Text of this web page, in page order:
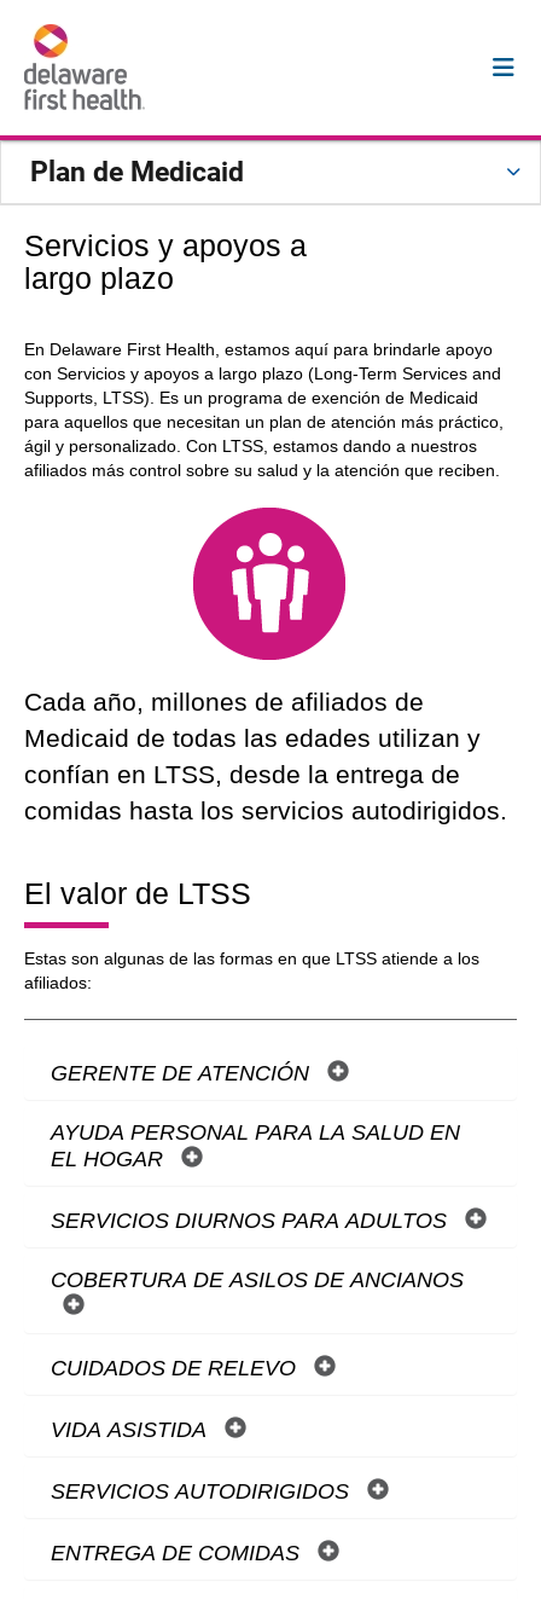
Plan de Medicaid
Servicios y apoyos a
largo plazo
En Delaware First Health, estamos aquí para brindarle apoyo
con Servicios y apoyos a largo plazo (Long-Term Services and
Supports, LTSS). Es un programa de exención de Medicaid
para aquellos que necesitan un plan de atención más práctico,
ágil y personalizado. Con LTSS, estamos dando a nuestros
afiliados más control sobre su salud y la atención que reciben.
Cada año, millones de afiliados de
Medicaid de todas las edades utilizan y
confían en LTSS, desde la entrega de
comidas hasta los servicios autodirigidos.
El valor de LTSS
Estas son algunas de las formas en que LTSS atiende a los
afiliados:
GERENTE DE ATENCIÓN
AYUDA PERSONAL PARA LA SALUD EN
EL HOGAR
SERVICIOS DIURNOS PARA ADULTOS
COBERTURA DE ASILOS DE ANCIANOS
CUIDADOS DE RELEVO
VIDA ASISTIDA
SERVICIOS AUTODIRIGIDOS
ENTREGA DE COMIDAS